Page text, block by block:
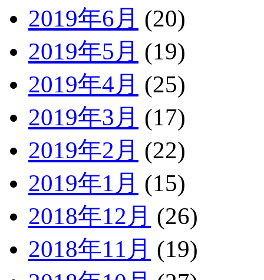
2019年6月 (20)
2019年5月 (19)
2019年4月 (25)
2019年3月 (17)
2019年2月 (22)
2019年1月 (15)
2018年12月 (26)
2018年11月 (19)